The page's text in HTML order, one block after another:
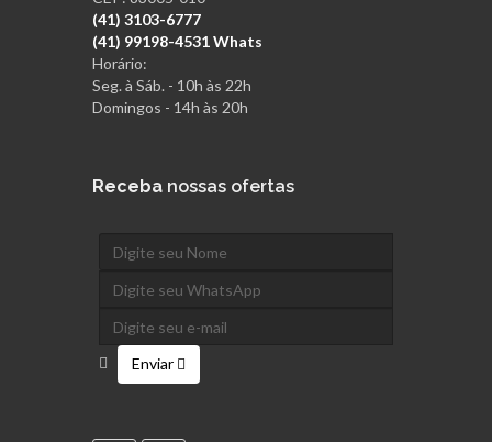
(41) 3103-6777
(41) 99198-4531 Whats
Horário:
Seg. à Sáb. - 10h às 22h
Domingos - 14h às 20h
Receba nossas ofertas
Enviar